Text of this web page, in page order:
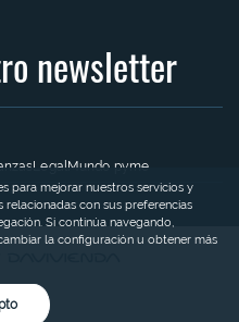
newsletter
LegalMundo pyme
para mejorar nuestros servicios y
con sus preferencias
Si continúa navegando,
la configuración u obtener más